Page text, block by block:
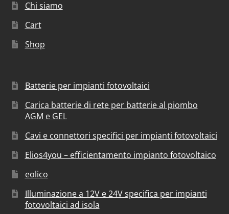
Chi siamo
Cart
Shop
Batterie per impianti fotovoltaici
Carica batterie di rete per batterie al piombo
AGM e GEL
Cavi e connettori specifici per impianti fotovoltaici
Elios4you – efficientamento impianto fotovoltaico
eolico
Illuminazione a 12V e 24V specifica per impianti
fotovoltaici ad isola